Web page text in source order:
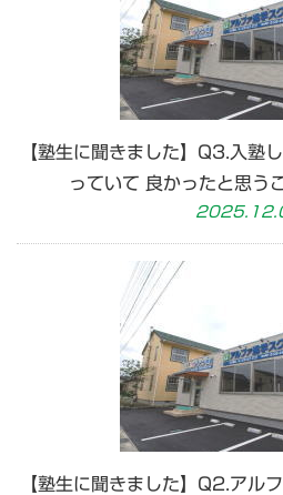
【塾生に聞きました】Q3.入塾
っていて 良かったと思う
【塾生に聞きました】Q2.アル